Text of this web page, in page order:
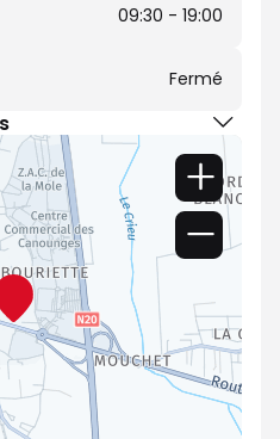
09:30 - 19:00
Fermé